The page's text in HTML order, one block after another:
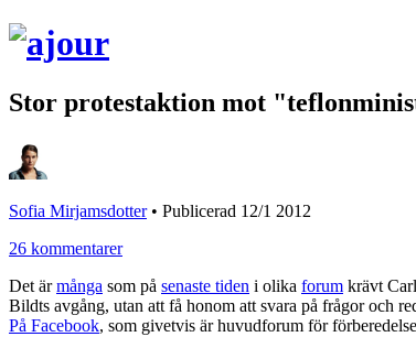
Stor protestaktion mot
Sofia Mirjamsdotter• Publicerad 12/1 2012
26 kommentarer
Det ärmånga som på senaste tiden i olika forum krävt
Bildts avgång, utan att få honom att svara på frågor och
På Facebook, som givetvis är huvudforum för